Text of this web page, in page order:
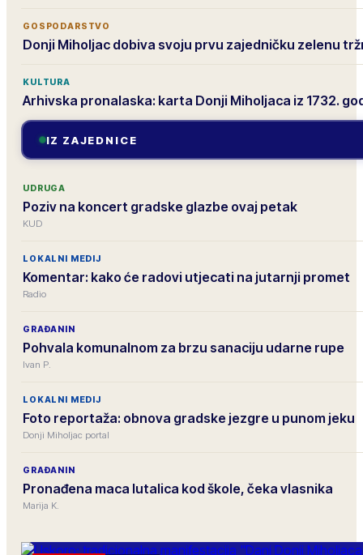
GOSPODARSTVO
Donji Miholjac dobiva svoju prvu zajedničku zelenu
KULTURA
Arhivska pronalaska: karta Donji Miholjaca iz 1732.
IZ ZAJEDNICE
UDRUGA
Poziv na koncert gradske glazbe ovaj petak
KUD
LOKALNI MEDIJ
Komentar: kako će radovi utjecati na jutarnji promet
Radio
GRAĐANIN
Pohvala komunalnom za brzu sanaciju udarne rupe
Ivan P.
LOKALNI MEDIJ
Foto reportaža: obnova gradske jezgre u punom jeku
Donji Miholjac portal
GRAĐANIN
Pronađena maca lutalica kod škole, čeka vlasnika
Marija K.